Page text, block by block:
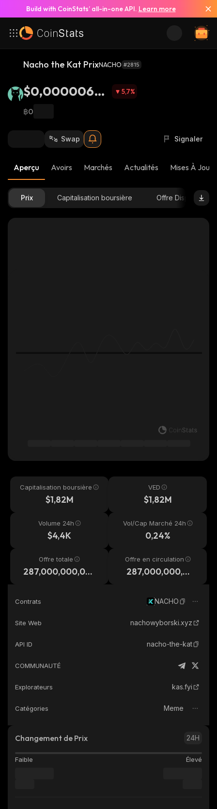
Build with CoinStats’ all-in-one API. Learn more
Nacho the Kat PrixNACHO #2815
$0,00000633
1
5,7%
฿0
Swap Signaler
Aperçu Avoirs Marchés Actualités Mises À Jour
Prix Capitalisation boursière Offre Disponible
Capitalisation boursière
$1,82M
VED
$1,82M
Volume 24h
$4,4K
Vol/Cap Marché 24h
0,24%
Offre totale
287,000,000,00
Offre en circulation
287,000,000,00
Contrats NACHO
Site Web nachowyborski.xyz
API ID nacho-the-kat
COMMUNAUTÉ
Explorateurs kas.fyi
Catégories Meme
Changement de Prix 24H
Faible Élevé